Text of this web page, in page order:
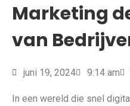
Marketing
van
juni 19, 2024 9:14 am
In een wereld die snel